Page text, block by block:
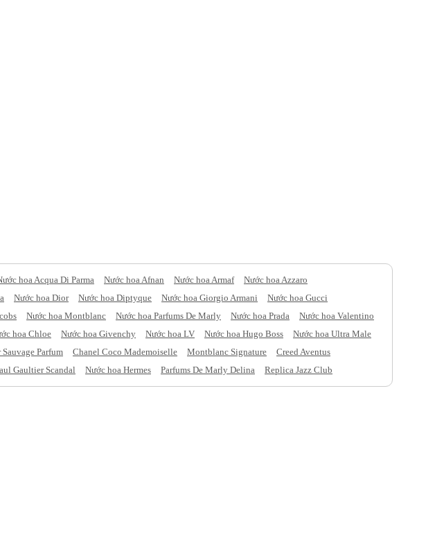
hoa Acqua Di Parma Nước hoa Afnan Nước hoa Armaf
Nước hoa Azzaro
Nước hoa Dior Nước hoa Diptyque Nước hoa Giorgio Armani
Nước hoa Gucci
Nước hoa Montblanc Nước hoa Parfums De Marly Nước hoa Prada
Nước hoa Valentino
hoa Chloe Nước hoa Givenchy Nước hoa LV Nước hoa Hugo Boss
Nước hoa Ultra Male
Parfum Chanel Coco Mademoiselle Montblanc Signature
Creed Aventus
Gaultier Scandal Nước hoa Hermes Parfums De Marly Delina Replica Jazz Club